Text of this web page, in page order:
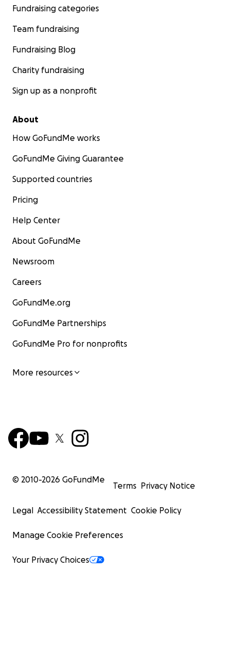
Fundraising categories
Team fundraising
Fundraising Blog
Charity fundraising
Sign up as a nonprofit
About
How GoFundMe works
GoFundMe Giving Guarantee
Supported countries
Pricing
Help Center
About GoFundMe
Newsroom
Careers
GoFundMe.org
GoFundMe Partnerships
GoFundMe Pro for nonprofits
More resources
© 2010-2026 GoFundMe
Terms Privacy Notice
Legal Accessibility Statement Cookie Policy
Manage Cookie Preferences
Your Privacy Choices